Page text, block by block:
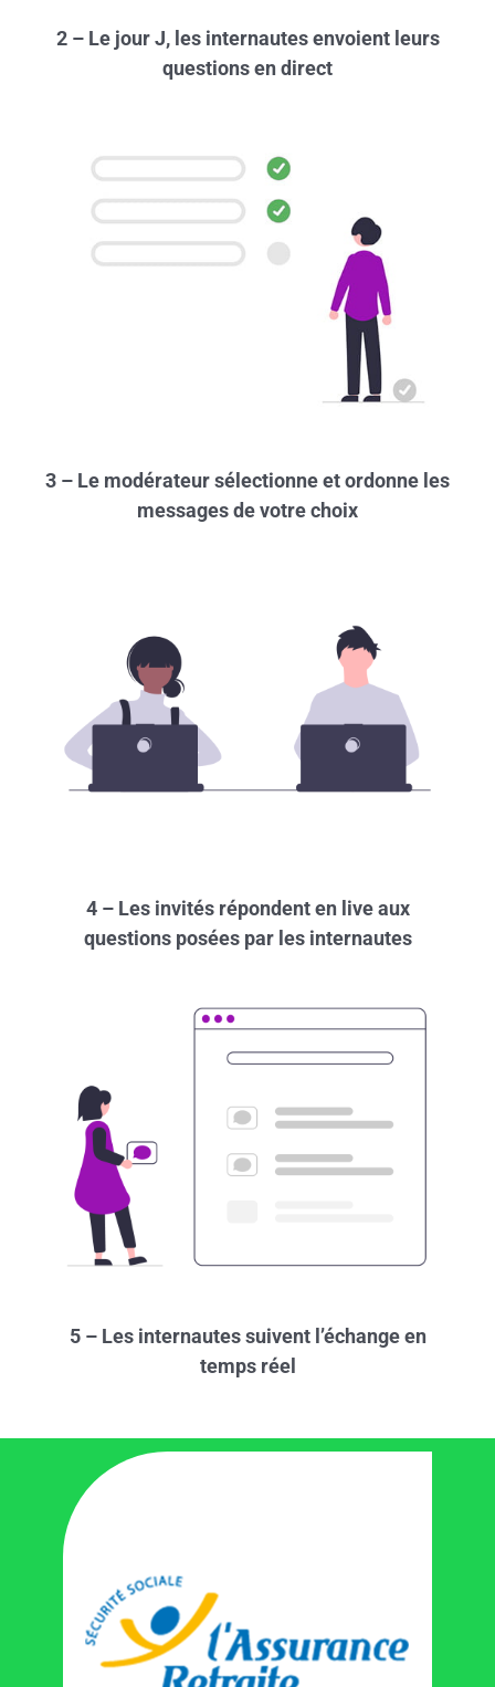
2 – Le jour J, les internautes envoient leurs
questions en direct
3 – Le modérateur sélectionne et ordonne les
messages de votre choix
4 – Les invités répondent en live aux
questions posées par les internautes
5 – Les internautes suivent l’échange en
temps réel